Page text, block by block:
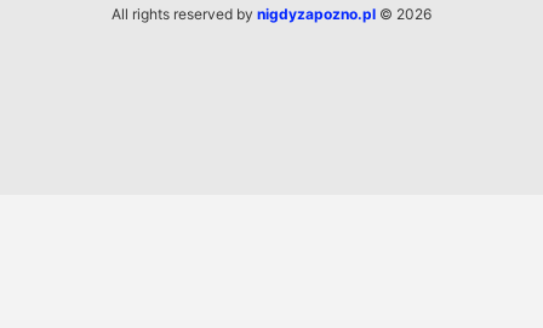
All rights reserved by nigdyzapozno.pl © 2026